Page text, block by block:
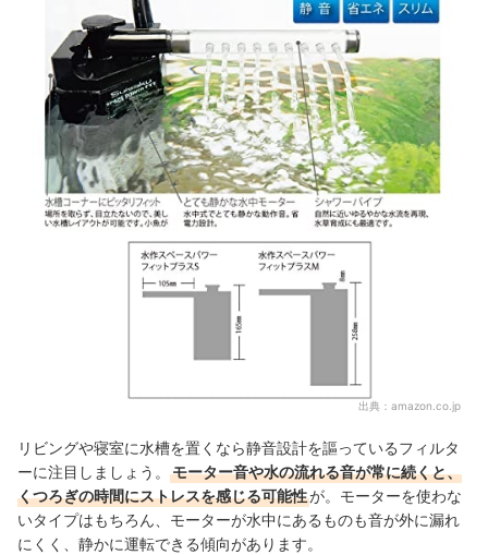
出典： amazon.co.jp
リビングや寝室に水槽を置くなら静音設計を謳っているフィルタ
ーに注目しましょう。
モーター音や水の流れる音が常に続くと、
くつろぎの時間にストレスを感じる可能性が。モーターを使わな
いタイプはもちろん、モーターが水中にあるものも音が外に漏れ
にくく、静かに運転できる傾向があります。